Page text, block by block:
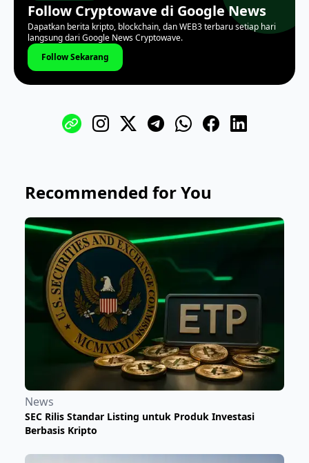
Follow Cryptowave di Google News
Dapatkan berita kripto, blockchain, dan WEB3 terbaru setiap hari
langsung dari Google News Cryptowave.
Follow Sekarang
Recommended for You
News
SEC Rilis Standar Listing untuk Produk Investasi
Berbasis Kripto